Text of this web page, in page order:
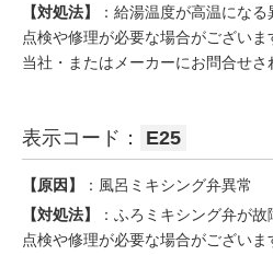
【対処法】
：給湯温度が高温になる
点検や修理が必要な場合がございま
当社・またはメーカーにお問合せさ
表示コード： E25
【原因】
：風呂ミキシング弁異常
【対処法】
：ふろミキシング弁が
点検や修理が必要な場合がござい